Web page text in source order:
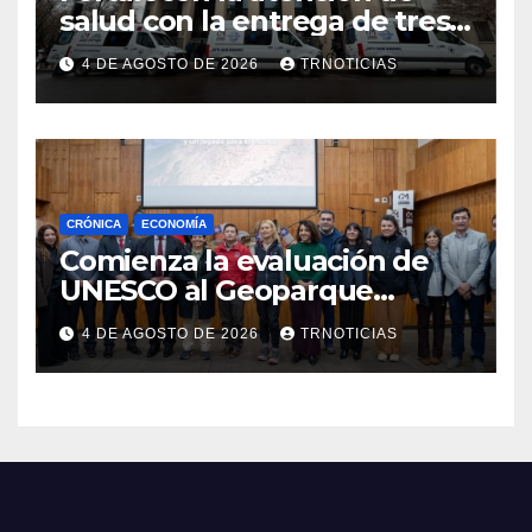
salud con la entrega de tres
nuevas ambulancias para
Cauquenes y Sagrada Familia
4 DE AGOSTO DE 2026 TRNOTICIAS
CRÓNICA ECONOMÍA
Comienza la evaluación de
UNESCO al Geoparque
Aspirante Pillanmapu en el
Maule
4 DE AGOSTO DE 2026 TRNOTICIAS